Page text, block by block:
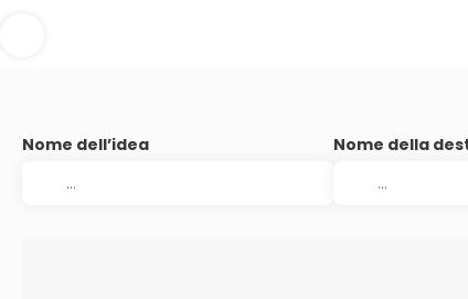
Nome dell’idea Nome della